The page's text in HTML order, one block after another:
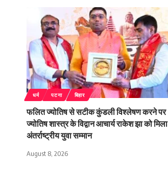
धर्म पटना बिहार
फलित ज्योतिष से सटीक कुंडली विश्लेषण करने पर
ज्योतिष शास्त्र के विद्वान आचार्य राकेश झा को मिला
अंतर्राष्ट्रीय युवा सम्मान
August 8, 2026